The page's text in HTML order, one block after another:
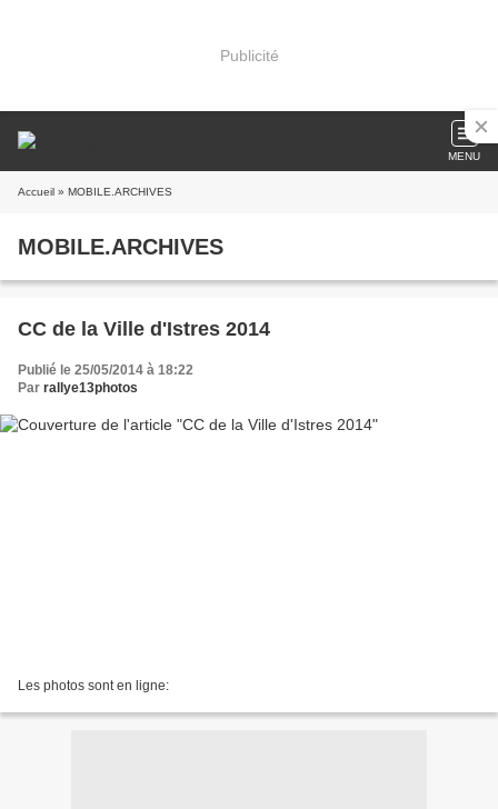
Publicité
MENU
Accueil » MOBILE.ARCHIVES
MOBILE.ARCHIVES
CC de la Ville d'Istres 2014
Publié le 25/05/2014 à 18:22
Par rallye13photos
Les photos sont en ligne: